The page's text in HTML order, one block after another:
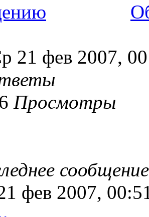
21 фев 2007,
Просмотры
фев 2007,